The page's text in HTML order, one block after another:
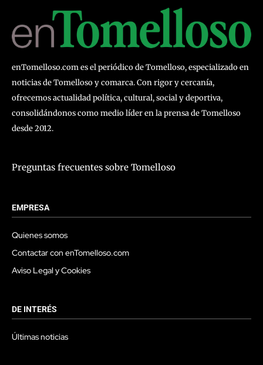
enTomelloso.com es el periódico de Tomelloso, especializado en
noticias de Tomelloso y comarca. Con rigor y cercanía,
ofrecemos actualidad política, cultural, social y deportiva,
consolidándonos como medio líder en la prensa de Tomelloso
desde 2012.
Preguntas frecuentes sobre Tomelloso
EMPRESA
Quienes somos
Contactar con enTomelloso.com
Aviso Legal y Cookies
DE INTERÉS
Últimas noticias